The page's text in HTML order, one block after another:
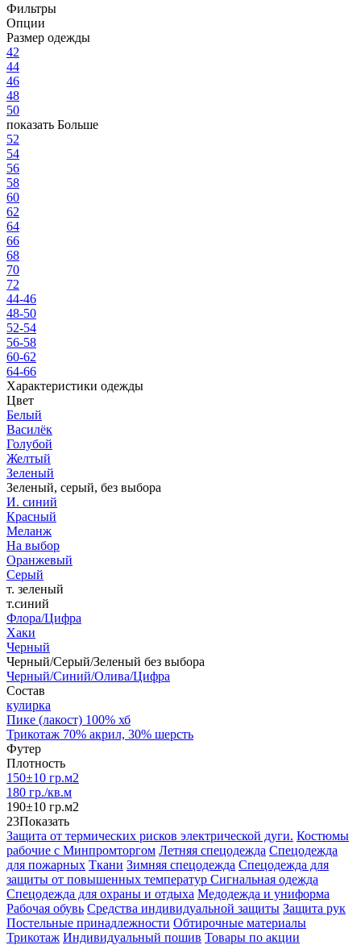
Фильтры
Опции
Размер одежды
42
44
46
48
50
показать Больше
52
54
56
58
60
62
64
66
68
70
72
44-46
48-50
52-54
56-58
60-62
64-66
Характеристики одежды
Цвет
Белый
Василёк
Голубой
Желтый
Зеленый
Зеленый, серый, без выбора
И. синий
Красный
Меланж
На выбор
Оранжевый
Серый
т. зеленый
т.синий
Флора/Цифра
Хаки
Черный
Черный/Серый/Зеленый без выбора
Черный/Синий/Олива/Цифра
Состав
кулирка
Пике (лакост) 100% хб
Трикотаж 70% акрил, 30% шерсть
Футер
Плотность
150±10 гр.м2
180 гр./кв.м
190±10 гр.м2
23Показать
Защита от термических рисков электрической дуги. Костюмы
рабочие с Минпромторгом Летняя спецодежда Спецодежда
для пожарных Ткани Зимняя спецодежда Спецодежда для
защиты от повышенных температур Сигнальная одежда
Спецодежда для охраны и отдыха Медодежда и униформа
Рабочая обувь Средства индивидуальной защиты Защита рук
Постельные принадлежности Обтирочные материалы
Трикотаж Индивидуальный пошив Товары по акции